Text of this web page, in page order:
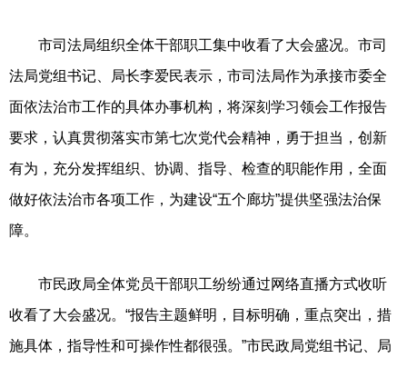
市司法局组织全体干部职工集中收看了大会盛况。市司
法局党组书记、局长李爱民表示，市司法局作为承接市委全
面依法治市工作的具体办事机构，将深刻学习领会工作报告
要求，认真贯彻落实市第七次党代会精神，勇于担当，创新
有为，充分发挥组织、协调、指导、检查的职能作用，全面
做好依法治市各项工作，为建设“五个廊坊”提供坚强法治保
障。
市民政局全体党员干部职工纷纷通过网络直播方式收听
收看了大会盛况。“报告主题鲜明，目标明确，重点突出，措
施具体，指导性和可操作性都很强。”市民政局党组书记、局